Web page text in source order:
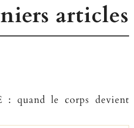
articles
: quand le corps devient